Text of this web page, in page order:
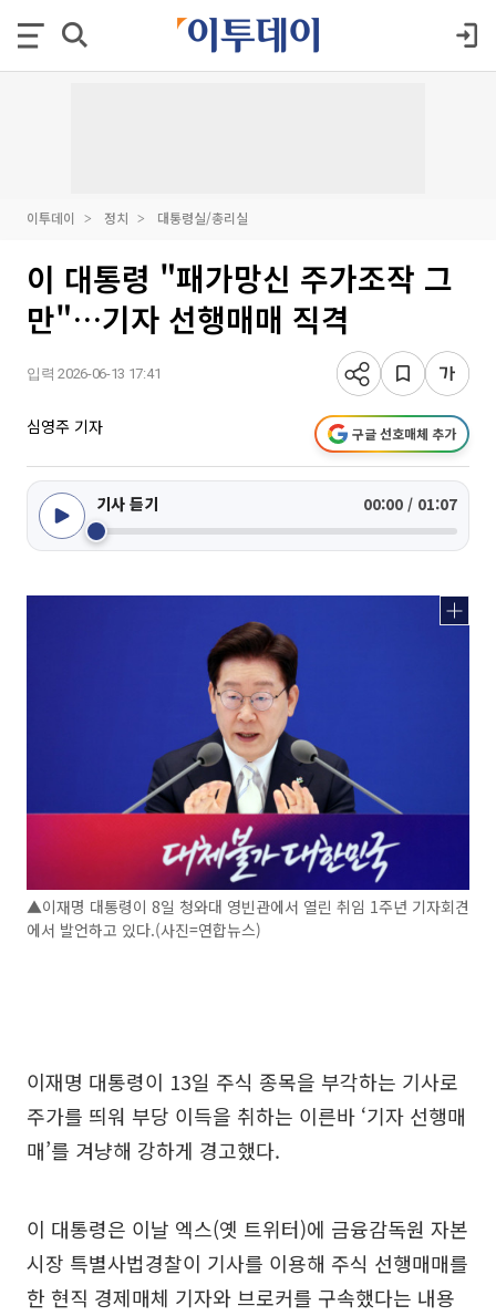
이투데이 정치 대통령실/총리실
이 대통령 "패가망신 주가조작 그
만"…기자 선행매매 직격
입력 2026-06-13 17:41
심영주 기자 구글 선호매체 추가
기사 듣기 00:00 / 01:07
▲이재명 대통령이 8일 청와대 영빈관에서 열린 취임 1주년 기자회견
에서 발언하고 있다.(사진=연합뉴스)
이재명 대통령이 13일 주식 종목을 부각하는 기사로
주가를 띄워 부당 이득을 취하는 이른바 ‘기자 선행매
매’를 겨냥해 강하게 경고했다.
이 대통령은 이날 엑스(옛 트위터)에 금융감독원 자본
시장 특별사법경찰이 기사를 이용해 주식 선행매매를
한 현직 경제매체 기자와 브로커를 구속했다는 내용